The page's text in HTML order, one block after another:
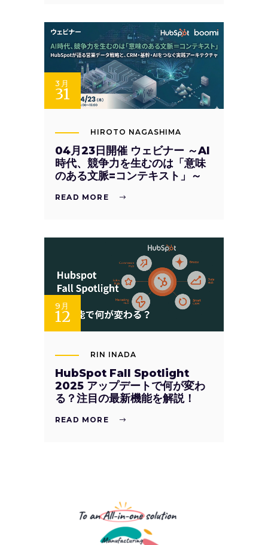
3月
31
HIROTO NAGASHIMA
04月23日開催 ウェビナー ～AI
時代、競争力を生むのは「意味
のある文脈=コンテキスト」～
READ MORE
9月
12
RIN INADA
HubSpot Fall Spotlight
2025 アップデートで何が変わ
る？注目の最新機能を解説！
READ MORE